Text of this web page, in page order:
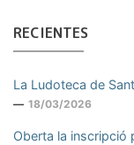
RECIENTES
La Ludoteca de
18/03/2026
Oberta la inscripció